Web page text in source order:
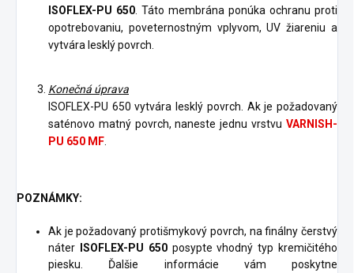
ISOFLEX-PU 650 . Táto membrána ponúka ochranu proti
opotrebovaniu, poveternostným vplyvom, UV žiareniu a
vytvára lesklý povrch.
Konečná úprava
ISOFLEX-PU 650 vytvára lesklý povrch. Ak je požadovaný
saténovo matný povrch, naneste jednu vrstvu VARNISH-
PU 650 MF
POZNÁMKY:
Ak je požadovaný protišmykový povrch, na finálny čerstvý
náter
ISOFLEX-PU 650 posypte vhodný typ kremičitého
piesku. Ďalšie informácie vám poskytne